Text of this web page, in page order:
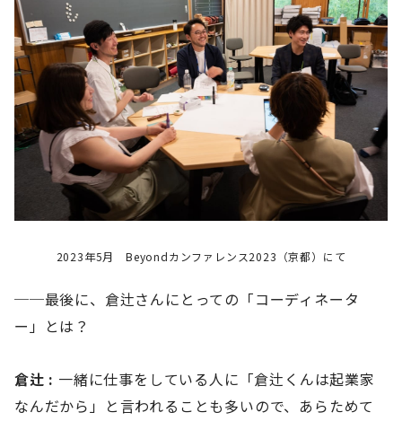
2023年5月 Beyondカンファレンス2023（京都）にて
──最後に、倉辻さんにとっての「コーディネータ
ー」とは？
倉辻 : 一緒に仕事をしている人に「倉辻くんは起業家
なんだから」と言われることも多いので、あらためて